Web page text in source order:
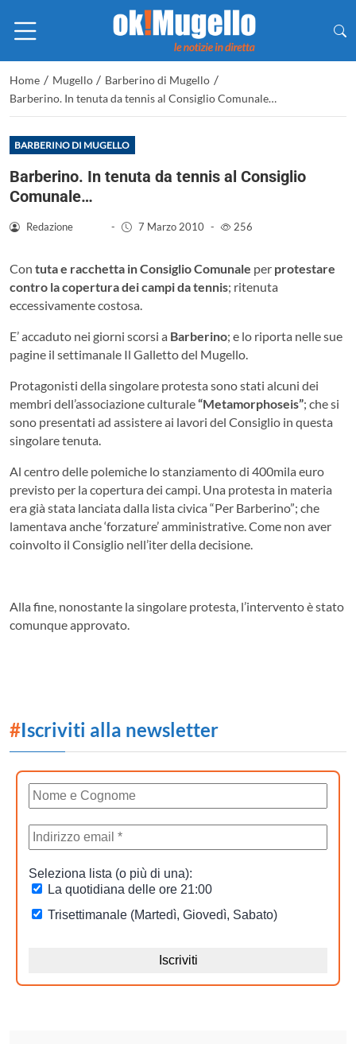
Home / Mugello / Barberino di Mugello /
Barberino. In tenuta da tennis al Consiglio Comunale…
BARBERINO DI MUGELLO
Barberino. In tenuta da tennis al Consiglio
Comunale…
Redazione - 7 Marzo 2010 - 256
Con tuta e racchetta in Consiglio Comunale per protestare
contro la copertura dei campi da tennis; ritenuta
eccessivamente costosa.
E’ accaduto nei giorni scorsi a Barberino; e lo riporta nelle sue
pagine il settimanale Il Galletto del Mugello.
Protagonisti della singolare protesta sono stati alcuni dei
membri dell’associazione culturale“Metamorphoseis”; che si
sono presentati ad assistere ai lavori del Consiglio in questa
singolare tenuta.
Al centro delle polemiche lo stanziamento di 400mila euro
previsto per la copertura dei campi. Una protesta in materia
era già stata lanciata dalla lista civica “Per Barberino”; che
lamentava anche ‘forzature’ amministrative. Come non aver
coinvolto il Consiglio nell’iter della decisione.
Alla fine, nonostante la singolare protesta, l’intervento è stato
comunque approvato.
#Iscriviti alla newsletter